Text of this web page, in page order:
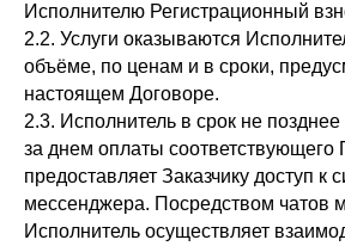
Исполнителю Регистрационный
2.2. Услуги оказываются
объёме, по ценам и в сроки,
настоящем Договоре.
2.3. Исполнитель в срок не
за днем оплаты соответствующего
предоставляет Заказчику доступ к
мессенджера. Посредством чатов
Исполнитель осуществляет